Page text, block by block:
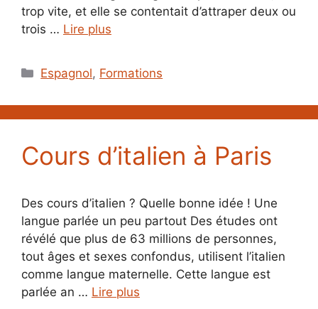
trop vite, et elle se contentait d’attraper deux ou
trois … Lire plus
Catégories
Espagnol, Formations
Cours d’italien à Paris
Des cours d’italien ? Quelle bonne idée ! Une
langue parlée un peu partout Des études ont
révélé que plus de 63 millions de personnes,
tout âges et sexes confondus, utilisent l’italien
comme langue maternelle. Cette langue est
parlée an … Lire plus